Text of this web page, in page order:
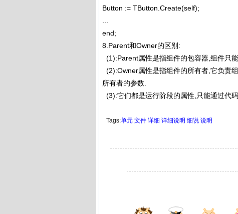
Button := TButton.Create(self);
end;
8.Parent和Owner的区别:
(1):Parent属性是指组件的包容器,组件只
(2):Owner属性是指组件的所有者,它负责
所有者的参数.
(3):它们都是运行阶段的属性,只能通过代
Tags:单元 文件 详细 详细说明 细说 说明